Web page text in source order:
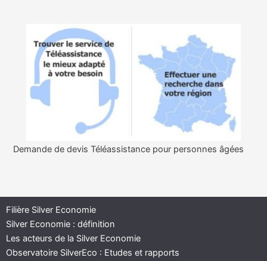
Demande de devis Téléassistance pour personnes âgées
Filière Silver Economie
Silver Economie : définition
Les acteurs de la Silver Economie
Observatoire SilverEco : Etudes et rapports